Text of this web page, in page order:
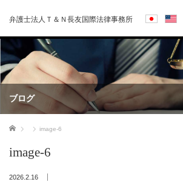
弁護士法人Ｔ＆Ｎ長友国際法律事務所
ブログ
ホーム image-6
image-6
2026.2.16